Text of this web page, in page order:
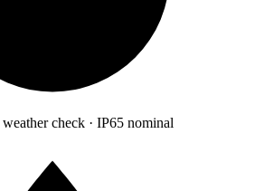
check · IP65 nominal